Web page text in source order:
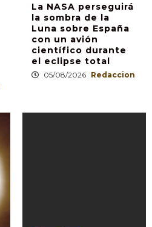
La NASA perseguirá
la sombra de la
Luna sobre España
con un avión
científico durante
el eclipse total
05/08/2026 Redaccion